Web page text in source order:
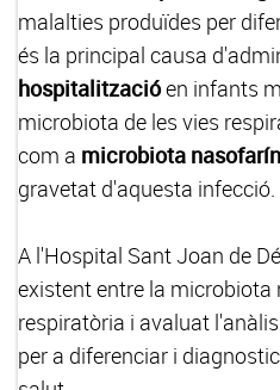
malalties produïdes per
és la principal causa
hospitalitzacióen infants
microbiota de les vies
com a microbiota
gravetat d'aquesta infecció.
A l'Hospital Sant Joan de
existent entre la
respiratòria i avaluat
per a diferenciar i